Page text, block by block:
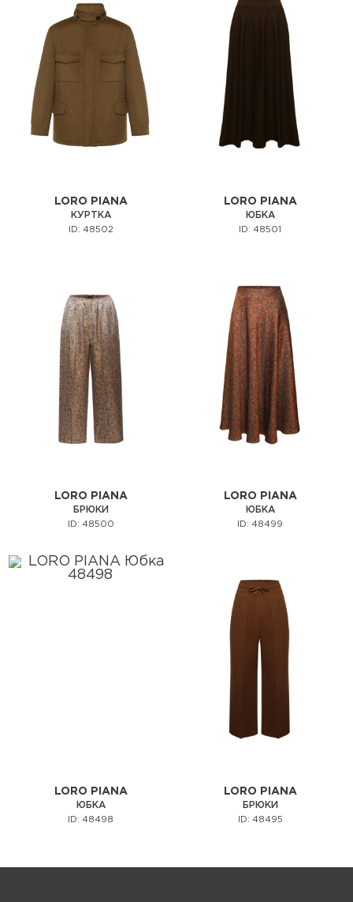
LORO PIANA
КУРТКА
ID: 48502
LORO PIANA
ЮБКА
ID: 48501
LORO PIANA
БРЮКИ
ID: 48500
LORO PIANA
ЮБКА
ID: 48499
LORO PIANA
ЮБКА
ID: 48498
LORO PIANA
БРЮКИ
ID: 48495